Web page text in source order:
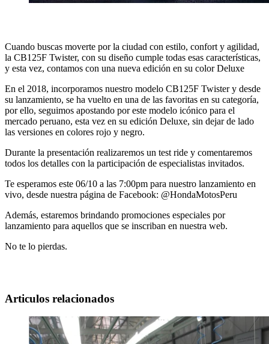
Cuando buscas moverte por la ciudad con estilo, confort y agilidad,
la CB125F Twister, con su diseño cumple todas esas características,
y esta vez, contamos con una nueva edición en su color Deluxe
En el 2018, incorporamos nuestro modelo CB125F Twister y desde
su lanzamiento, se ha vuelto en una de las favoritas en su categoría,
por ello, seguimos apostando por este modelo icónico para el
mercado peruano, esta vez en su edición Deluxe, sin dejar de lado
las versiones en colores rojo y negro.
Durante la presentación realizaremos un test ride y comentaremos
todos los detalles con la participación de especialistas invitados.
Te esperamos este 06/10 a las 7:00pm para nuestro lanzamiento en
vivo, desde nuestra página de Facebook: @HondaMotosPeru
Además, estaremos brindando promociones especiales por
lanzamiento para aquellos que se inscriban en nuestra web.
No te lo pierdas.
Articulos relacionados